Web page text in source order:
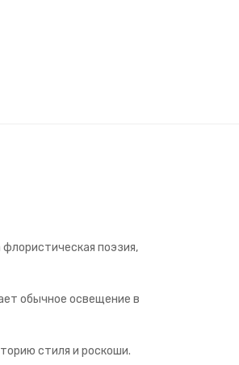
поэзия,
обычное освещение в
стиля и роскоши.